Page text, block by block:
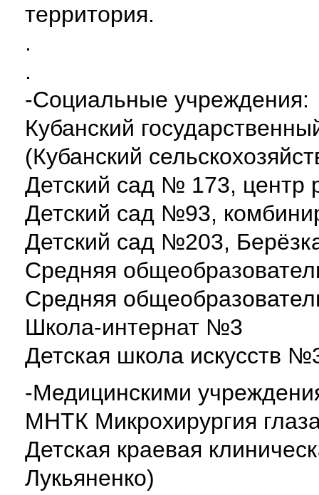
территория.
.
.
-Социальные учреждения:
Кубанский
(Кубанский
Детский сад № 173, центр
Детский сад №93,
Детский сад №203,
Средняя
Средняя
Школа-интернат №3
Детская школа искусств
-Медицинскими
МНТК Микрохирургия
Детская краевая
Лукьяненко)